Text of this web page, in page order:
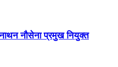
नौसेना प्रमुख नियुक्त